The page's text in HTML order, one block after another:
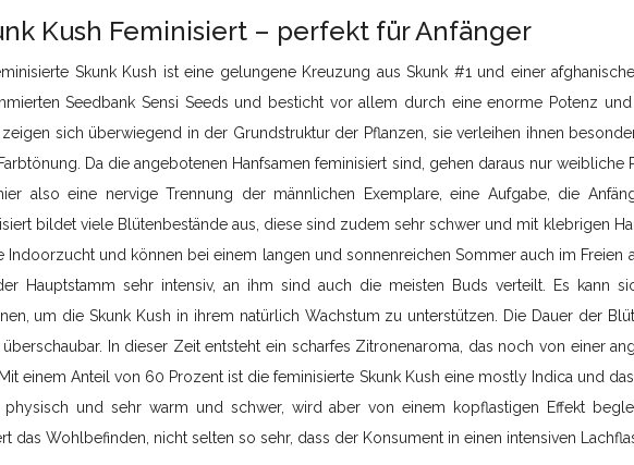
Kush Feminisiert – perfekt für Anfänger
Skunk Kush ist eine gelungene Kreuzung aus Skunk #1 und einer
Seedbank Sensi Seeds und besticht vor allem durch eine enorme Potenz
zeigen sich überwiegend in der Grundstruktur der Pflanzen, sie verleihen ihnen
Da die angebotenen Hanfsamen feminisiert sind, gehen daraus nur
also eine nervige Trennung der männlichen Exemplare, eine Aufgabe, die
bildet viele Blütenbestände aus, diese sind zudem sehr schwer und mit klebrigen
Indoorzucht und können bei einem langen und sonnenreichen Sommer auch im Freien
Hauptstamm sehr intensiv, an ihm sind auch die meisten Buds verteilt. Es kann
um die Skunk Kush in ihrem natürlich Wachstum zu unterstützen. Die Dauer der
überschaubar. In dieser Zeit entsteht ein scharfes Zitronenaroma, das noch von einer
einem Anteil von 60 Prozent ist die feminisierte Skunk Kush eine mostly Indica und
physisch und sehr warm und schwer, wird aber von einem kopflastigen Effekt
das Wohlbefinden, nicht selten so sehr, dass der Konsument in einen intensiven